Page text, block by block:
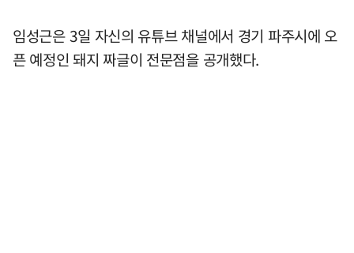
임성근은 3일 자신의 유튜브 채널에서 경기 파주시에 오
픈 예정인 돼지 짜글이 전문점을 공개했다.